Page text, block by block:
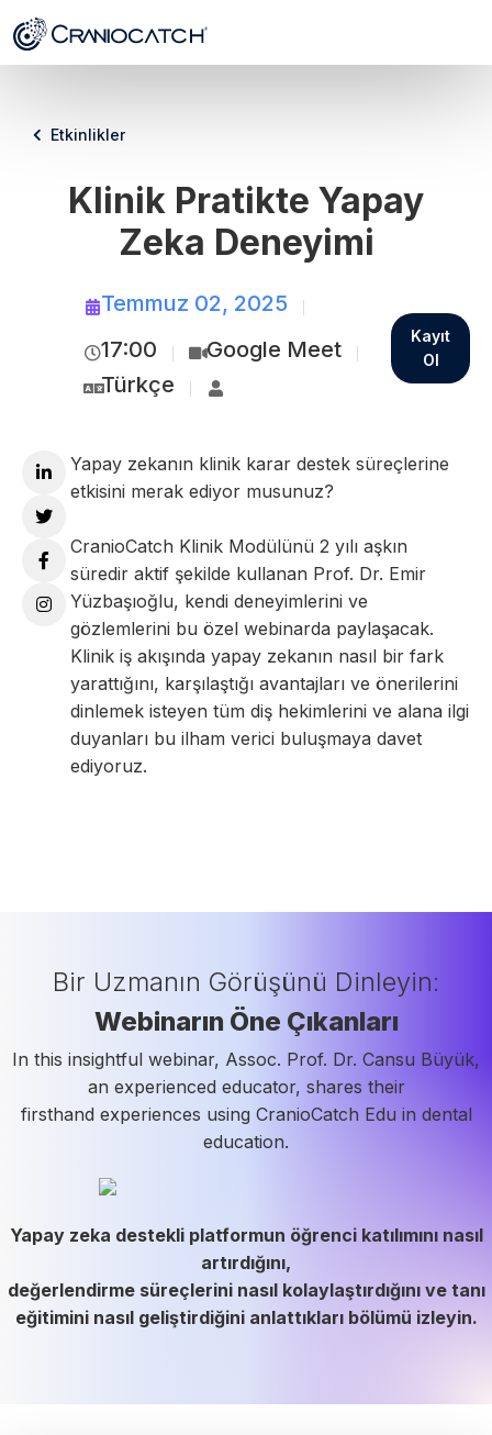
Etkinlikler
Klinik Pratikte Yapay
Zeka Deneyimi
Temmuz 02, 2025
17:00
Google Meet
Türkçe
Kayıt
Ol
Yapay zekanın klinik karar destek süreçlerine
etkisini merak ediyor musunuz?
CranioCatch Klinik Modülünü 2 yılı aşkın
süredir aktif şekilde kullanan Prof. Dr. Emir
Yüzbaşıoğlu, kendi deneyimlerini ve
gözlemlerini bu özel webinarda paylaşacak.
Klinik iş akışında yapay zekanın nasıl bir fark
yarattığını, karşılaştığı avantajları ve önerilerini
dinlemek isteyen tüm diş hekimlerini ve alana ilgi
duyanları bu ilham verici buluşmaya davet
ediyoruz.
Bir Uzmanın Görüşünü Dinleyin:
Webinarın Öne Çıkanları
In this insightful webinar, Assoc. Prof. Dr. Cansu Büyük,
an experienced educator, shares their
firsthand experiences using CranioCatch Edu in dental
education.
Yapay zeka destekli platformun öğrenci katılımını nasıl
artırdığını,
değerlendirme süreçlerini nasıl kolaylaştırdığını ve tanı
eğitimini nasıl geliştirdiğini anlattıkları bölümü izleyin.